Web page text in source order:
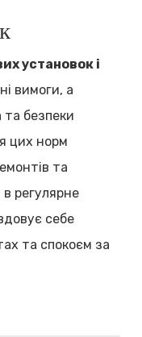
установок і
вимоги, а
безпеки
цих норм
та
в регулярне
себе
та спокоєм за